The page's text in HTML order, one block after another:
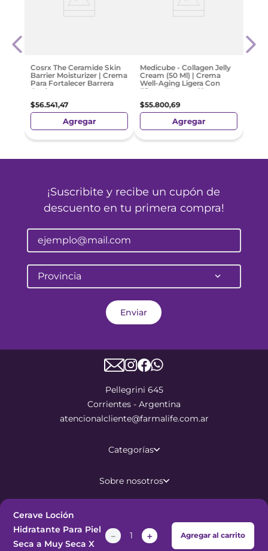
Cerave Loción
Hidratante Para Piel
Seca a Muy Seca X
＋
－ Agregar al carrito
Cosrx The Ceramide Skin
Barrier Moisturizer | Crema
Para Fortalecer Barrera
Cutánea
$56.541,47
Agregar
Medicube - Collagen Jelly
Cream (50 Ml) | Crema
Well-Aging Ligera Con
Efecto "Korean Glass
$55.800,69
Agregar
Para
¡Suscribite y recibe un cupón de
descuento en tu primera compra!
Provincia
Enviar
Pellegrini 645
Corrientes - Argentina
atencionalcliente@farmalife.com.ar
Categorías
Sobre nosotros